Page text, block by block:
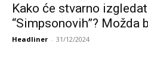
Kako će stvarno
“Simpsonovih”? Možda
Headliner - 31/12/2024